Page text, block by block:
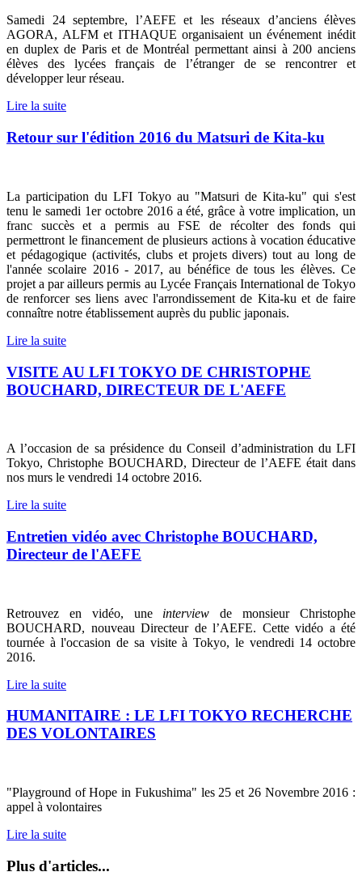
Samedi 24 septembre, l’AEFE et les réseaux d’anciens élèves
AGORA, ALFM et ITHAQUE organisaient un événement inédit
en duplex de Paris et de Montréal permettant ainsi à 200 anciens
élèves des lycées français de l’étranger de se rencontrer et
développer leur réseau.
Lire la suite
Retour sur l'édition 2016 du Matsuri de Kita-ku
La participation du LFI Tokyo au "Matsuri de Kita-ku" qui s'est
tenu le samedi 1er octobre 2016 a été, grâce à votre implication, un
franc succès et a permis au FSE de récolter des fonds qui
permettront le financement de plusieurs actions à vocation éducative
et pédagogique (activités, clubs et projets divers) tout au long de
l'année scolaire 2016 - 2017, au bénéfice de tous les élèves. Ce
projet a par ailleurs permis au Lycée Français International de Tokyo
de renforcer ses liens avec l'arrondissement de Kita-ku et de faire
connaître notre établissement auprès du public japonais.
Lire la suite
VISITE AU LFI TOKYO DE CHRISTOPHE
BOUCHARD, DIRECTEUR DE L'AEFE
A l’occasion de sa présidence du Conseil d’administration du LFI
Tokyo, Christophe BOUCHARD, Directeur de l’AEFE était dans
nos murs le vendredi 14 octobre 2016.
Lire la suite
Entretien vidéo avec Christophe BOUCHARD,
Directeur de l'AEFE
Retrouvez en vidéo, une interview de monsieur Christophe
BOUCHARD, nouveau Directeur de l’AEFE. Cette vidéo a été
tournée à l'occasion de sa visite à Tokyo, le vendredi 14 octobre
2016.
Lire la suite
HUMANITAIRE : LE LFI TOKYO RECHERCHE
DES VOLONTAIRES
"Playground of Hope in Fukushima" les 25 et 26 Novembre 2016 :
appel à volontaires
Lire la suite
Plus d'articles...